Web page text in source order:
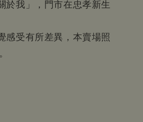
我」，門市在忠孝新生
受有所差異，本賣場照